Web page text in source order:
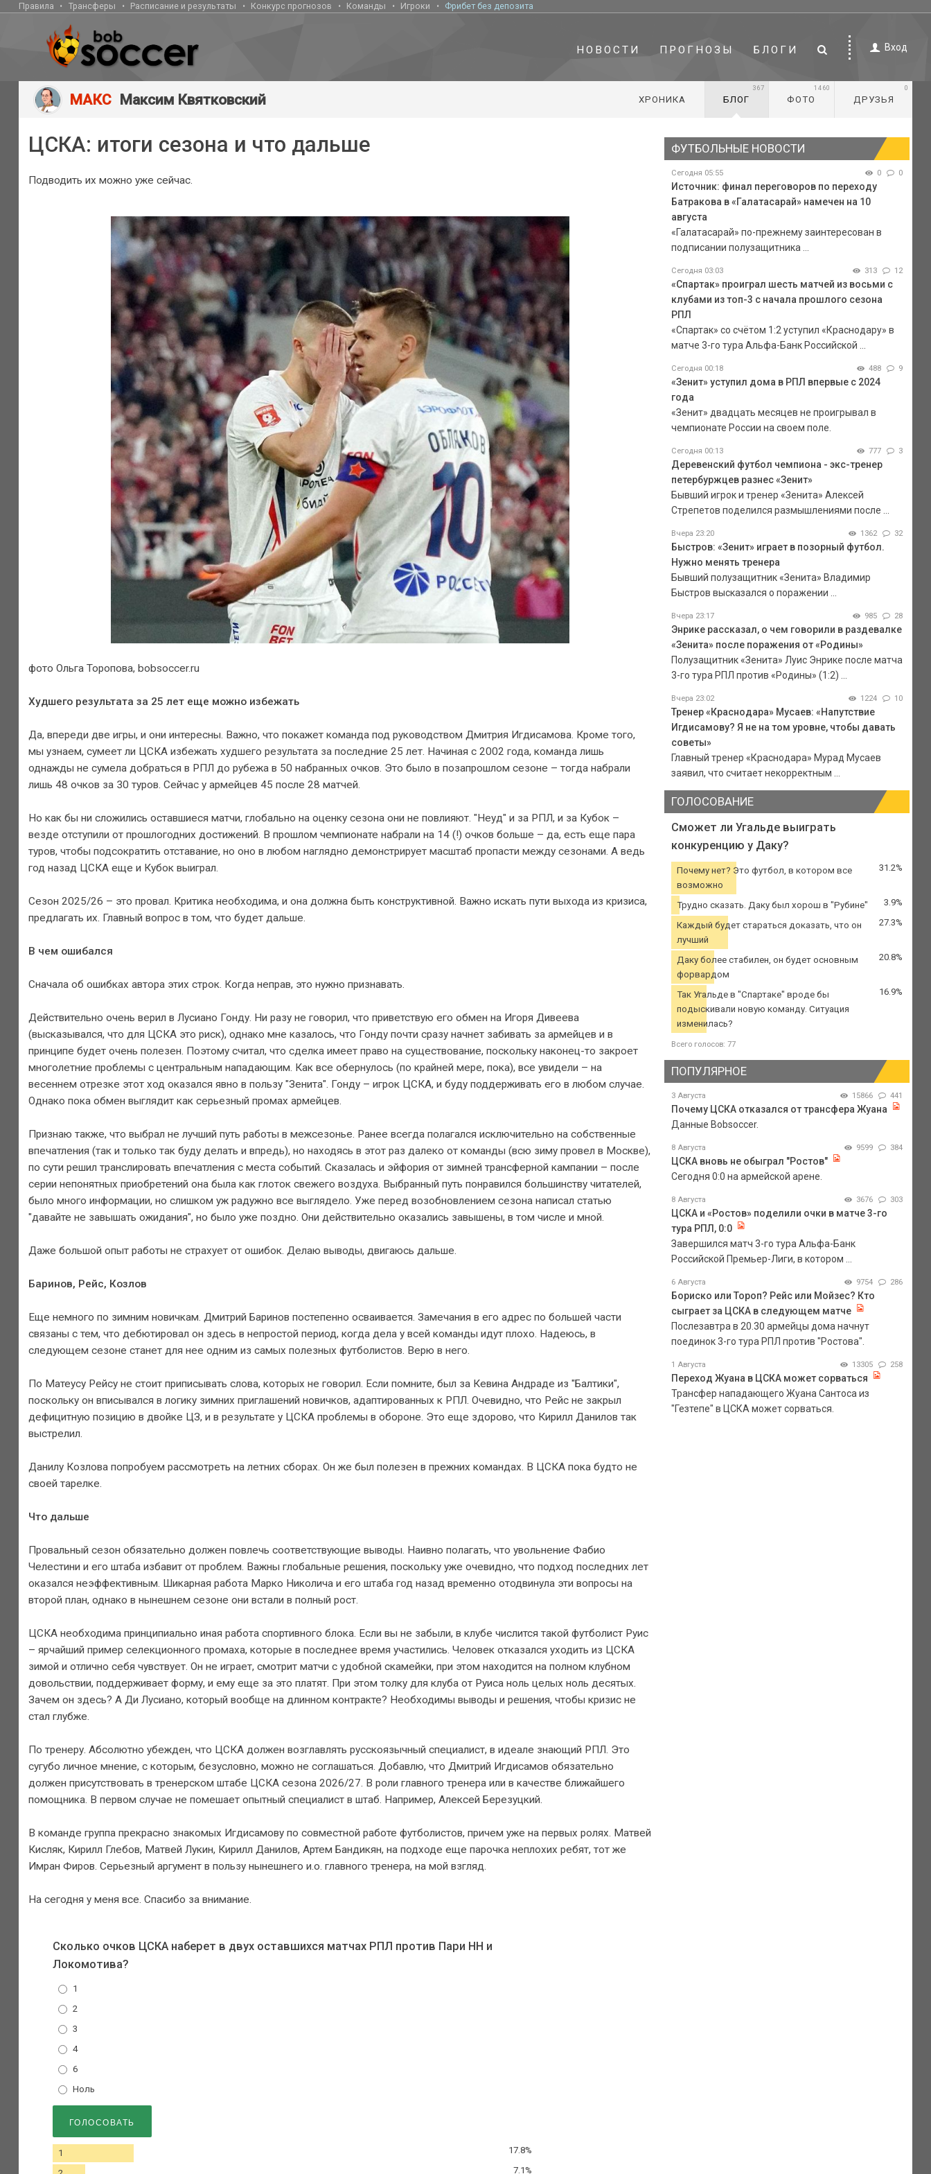
Правила Трансферы Расписание и результаты Конкурс прогнозов Команды Игроки Фрибет без депозита
НОВОСТИ ПРОГНОЗЫ БЛОГИ Вход
МАКС Максим Квятковский ХРОНИКА БЛОГ
367
ФОТО
1460
ДРУЗЬЯ
0
ЦСКА: итоги сезона и что дальше
Подводить их можно уже сейчас.
фото Ольга Торопова, bobsoccer.ru
Худшего результата за 25 лет еще можно избежать
Да, впереди две игры, и они интересны. Важно, что покажет команда под руководством Дмитрия Игдисамова. Кроме того,
мы узнаем, сумеет ли ЦСКА избежать худшего результата за последние 25 лет. Начиная с 2002 года, команда лишь
однажды не сумела добраться в РПЛ до рубежа в 50 набранных очков. Это было в позапрошлом сезоне – тогда набрали
лишь 48 очков за 30 туров. Сейчас у армейцев 45 после 28 матчей.
Но как бы ни сложились оставшиеся матчи, глобально на оценку сезона они не повлияют. "Неуд" и за РПЛ, и за Кубок –
везде отступили от прошлогодних достижений. В прошлом чемпионате набрали на 14 (!) очков больше – да, есть еще пара
туров, чтобы подсократить отставание, но оно в любом наглядно демонстрирует масштаб пропасти между сезонами. А ведь
год назад ЦСКА еще и Кубок выиграл.
Сезон 2025/26 – это провал. Критика необходима, и она должна быть конструктивной. Важно искать пути выхода из кризиса,
предлагать их. Главный вопрос в том, что будет дальше.
В чем ошибался
Сначала об ошибках автора этих строк. Когда неправ, это нужно признавать.
Действительно очень верил в Лусиано Гонду. Ни разу не говорил, что приветствую его обмен на Игоря Дивеева
(высказывался, что для ЦСКА это риск), однако мне казалось, что Гонду почти сразу начнет забивать за армейцев и в
принципе будет очень полезен. Поэтому считал, что сделка имеет право на существование, поскольку наконец-то закроет
многолетние проблемы с центральным нападающим. Как все обернулось (по крайней мере, пока), все увидели – на
весеннем отрезке этот ход оказался явно в пользу "Зенита". Гонду – игрок ЦСКА, и буду поддерживать его в любом случае.
Однако пока обмен выглядит как серьезный промах армейцев.
Признаю также, что выбрал не лучший путь работы в межсезонье. Ранее всегда полагался исключительно на собственные
впечатления (так и только так буду делать и впредь), но находясь в этот раз далеко от команды (всю зиму провел в Москве),
по сути решил транслировать впечатления с места событий. Сказалась и эйфория от зимней трансферной кампании – после
серии непонятных приобретений она была как глоток свежего воздуха. Выбранный путь понравился большинству читателей,
было много информации, но слишком уж радужно все выглядело. Уже перед возобновлением сезона написал статью
"давайте не завышать ожидания", но было уже поздно. Они действительно оказались завышены, в том числе и мной.
Даже большой опыт работы не страхует от ошибок. Делаю выводы, двигаюсь дальше.
Баринов, Рейс, Козлов
Еще немного по зимним новичкам. Дмитрий Баринов постепенно осваивается. Замечания в его адрес по большей части
связаны с тем, что дебютировал он здесь в непростой период, когда дела у всей команды идут плохо. Надеюсь, в
следующем сезоне станет для нее одним из самых полезных футболистов. Верю в него.
По Матеусу Рейсу не стоит приписывать слова, которых не говорил. Если помните, был за Кевина Андраде из "Балтики",
поскольку он вписывался в логику зимних приглашений новичков, адаптированных к РПЛ. Очевидно, что Рейс не закрыл
дефицитную позицию в двойке ЦЗ, и в результате у ЦСКА проблемы в обороне. Это еще здорово, что Кирилл Данилов так
выстрелил.
Данилу Козлова попробуем рассмотреть на летних сборах. Он же был полезен в прежних командах. В ЦСКА пока будто не
своей тарелке.
Что дальше
Провальный сезон обязательно должен повлечь соответствующие выводы. Наивно полагать, что увольнение Фабио
Челестини и его штаба избавит от проблем. Важны глобальные решения, поскольку уже очевидно, что подход последних лет
оказался неэффективным. Шикарная работа Марко Николича и его штаба год назад временно отодвинула эти вопросы на
второй план, однако в нынешнем сезоне они встали в полный рост.
ЦСКА необходима принципиально иная работа спортивного блока. Если вы не забыли, в клубе числится такой футболист Руис
– ярчайший пример селекционного промаха, которые в последнее время участились. Человек отказался уходить из ЦСКА
зимой и отлично себя чувствует. Он не играет, смотрит матчи с удобной скамейки, при этом находится на полном клубном
довольствии, поддерживает форму, и ему еще за это платят. При этом толку для клуба от Руиса ноль целых ноль десятых.
Зачем он здесь? А Ди Лусиано, который вообще на длинном контракте? Необходимы выводы и решения, чтобы кризис не
стал глубже.
По тренеру. Абсолютно убежден, что ЦСКА должен возглавлять русскоязычный специалист, в идеале знающий РПЛ. Это
сугубо личное мнение, с которым, безусловно, можно не соглашаться. Добавлю, что Дмитрий Игдисамов обязательно
должен присутствовать в тренерском штабе ЦСКА сезона 2026/27. В роли главного тренера или в качестве ближайшего
помощника. В первом случае не помешает опытный специалист в штаб. Например, Алексей Березуцкий.
В команде группа прекрасно знакомых Игдисамову по совместной работе футболистов, причем уже на первых ролях. Матвей
Кисляк, Кирилл Глебов, Матвей Лукин, Кирилл Данилов, Артем Бандикян, на подходе еще парочка неплохих ребят, тот же
Имран Фиров. Серьезный аргумент в пользу нынешнего и.о. главного тренера, на мой взгляд.
На сегодня у меня все. Спасибо за внимание.
Сколько очков ЦСКА наберет в двух оставшихся матчах РПЛ против Пари НН и
Локомотива?
1
2
3
4
6
Ноль
1 17.8%
7.1%
ФУТБОЛЬНЫЕ НОВОСТИ
Сегодня 05:55 0 0
Источник: финал переговоров по переходу
Батракова в «Галатасарай» намечен на 10
августа
«Галатасарай» по-прежнему заинтересован в
подписании полузащитника ...
Сегодня 03:03 313 12
«Спартак» проиграл шесть матчей из восьми с
клубами из топ-3 с начала прошлого сезона
РПЛ
«Спартак» со счётом 1:2 уступил «Краснодару» в
матче 3-го тура Альфа-Банк Российской ...
Сегодня 00:18 488 9
«Зенит» уступил дома в РПЛ впервые с 2024
года
«Зенит» двадцать месяцев не проигрывал в
чемпионате России на своем поле.
Сегодня 00:13 777 3
Деревенский футбол чемпиона - экс-тренер
петербуржцев разнес «Зенит»
Бывший игрок и тренер «Зенита» Алексей
Стрепетов поделился размышлениями после ...
Вчера 23:20 1362 32
Быстров: «Зенит» играет в позорный футбол.
Нужно менять тренера
Бывший полузащитник «Зенита» Владимир
Быстров высказался о поражении ...
Вчера 23:17 985 28
Энрике рассказал, о чем говорили в раздевалке
«Зенита» после поражения от «Родины»
Полузащитник «Зенита» Луис Энрике после матча
3-го тура РПЛ против «Родины» (1:2) ...
Вчера 23:02 1224 10
Тренер «Краснодара» Мусаев: «Напутствие
Игдисамову? Я не на том уровне, чтобы давать
советы»
Главный тренер «Краснодара» Мурад Мусаев
заявил, что считает некорректным ...
ГОЛОСОВАНИЕ
Сможет ли Угальде выиграть
конкуренцию у Даку?
Почему нет? Это футбол, в котором все
возможно
31.2%
Трудно сказать. Даку был хорош в "Рубине" 3.9%
Каждый будет стараться доказать, что он
лучший
27.3%
Даку более стабилен, он будет основным
форвардом
20.8%
Так Угальде в "Спартаке" вроде бы
подыскивали новую команду. Ситуация
изменилась?
16.9%
Всего голосов: 77
ПОПУЛЯРНОЕ
3 Августа 15866 441
Почему ЦСКА отказался от трансфера Жуана
Данные Bobsoccer.
8 Августа 9599 384
ЦСКА вновь не обыграл "Ростов"
Сегодня 0:0 на армейской арене.
8 Августа 3676 303
ЦСКА и «Ростов» поделили очки в матче 3-го
тура РПЛ, 0:0
Завершился матч 3-го тура Альфа-Банк
Российской Премьер-Лиги, в котором ...
6 Августа 9754 286
Бориско или Тороп? Рейс или Мойзес? Кто
сыграет за ЦСКА в следующем матче
Послезавтра в 20.30 армейцы дома начнут
поединок 3-го тура РПЛ против "Ростова".
1 Августа 13305 258
Переход Жуана в ЦСКА может сорваться
Трансфер нападающего Жуана Сантоса из
"Гезтепе" в ЦСКА может сорваться.